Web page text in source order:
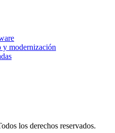
y modernización
los derechos reservados.